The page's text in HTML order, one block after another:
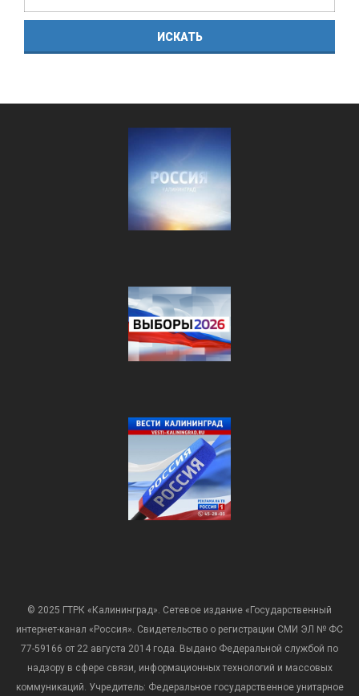
© 2025 ГТРК «Калининград». Сетевое издание «Государственный
интернет-канал «Россия». Свидетельство о регистрации СМИ ЭЛ № ФС
77-59166 от 22 августа 2014 года. Выдано Федеральной службой по
надзору в сфере связи, информационных технологий и массовых
коммуникаций. Учредитель: Федеральное государственное унитарное